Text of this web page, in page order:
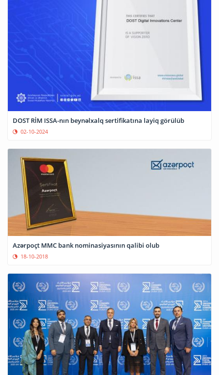
DOST RİM ISSA-nın beynəlxalq sertifikatına layiq görülüb
02-10-2024
Azərpoçt MMC bank nominasiyasının qalibi olub
18-10-2018